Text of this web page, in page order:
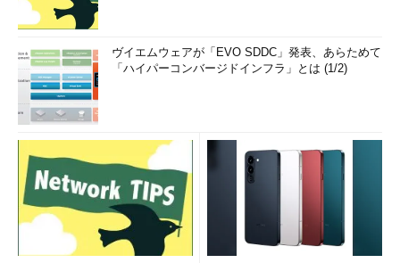
ヴイエムウェアが「EVO SDDC」発表、あらためて
「ハイパーコンバージドインフラ」とは (1/2)